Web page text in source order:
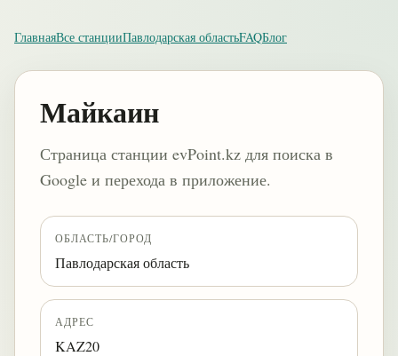
ГлавнаяВсе станцииПавлодарская областьFAQБлог
Майкаин
Страница станции evPoint.kz для поиска в
Google и перехода в приложение.
ОБЛАСТЬ/ГОРОД
Павлодарская область
АДРЕС
KAZ20